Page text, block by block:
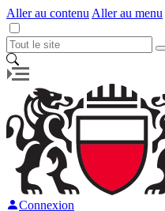
Aller au contenu Aller au menu
Connexion